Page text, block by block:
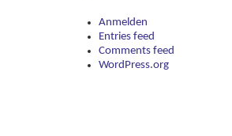
Anmelden
Entries feed
Comments feed
WordPress.org